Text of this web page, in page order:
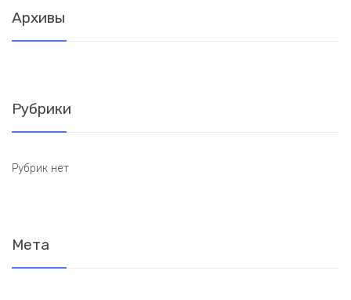
Архивы
Рубрики
Рубрик нет
Мета